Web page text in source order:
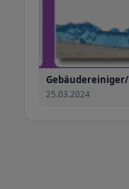
25.03.2024